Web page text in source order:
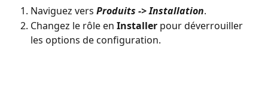
Naviguez vers Produits -> Installation.
Changez le rôle en Installer pour déverrouiller
les options de configuration.